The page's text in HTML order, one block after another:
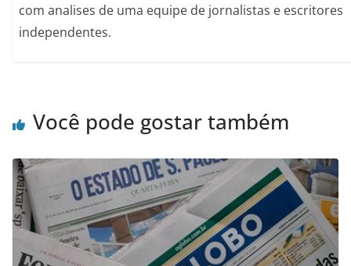
com analises de uma equipe de jornalistas e escritores
independentes.
Você pode gostar também